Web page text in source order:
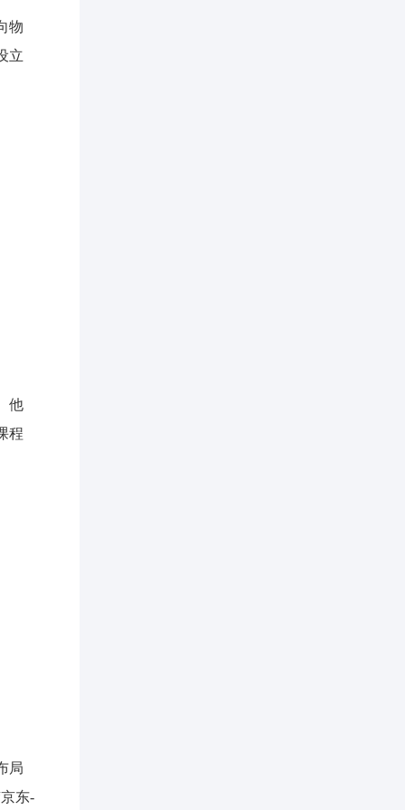
物
立
他
程
局
东-